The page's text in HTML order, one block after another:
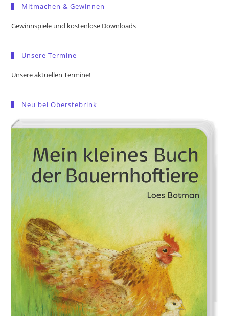
Mitmachen & Gewinnen
Gewinnspiele und kostenlose Downloads
Unsere Termine
Unsere aktuellen Termine!
Neu bei Oberstebrink